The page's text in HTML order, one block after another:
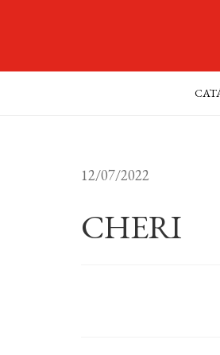
12/07/2022
CHERI